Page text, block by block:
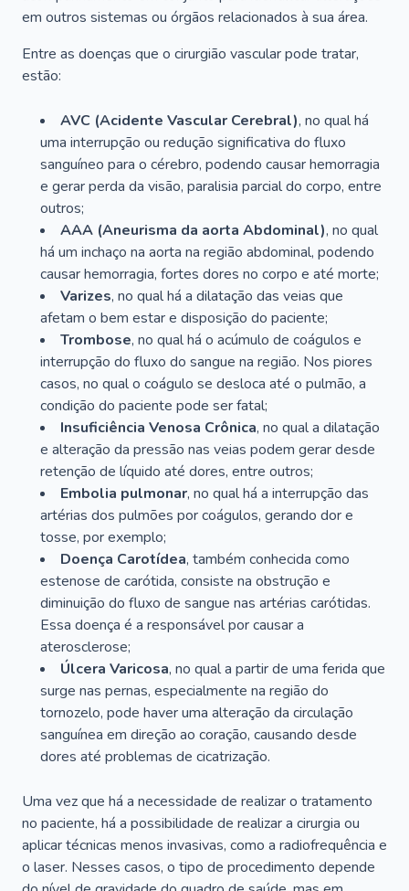
em outros sistemas ou órgãos relacionados à sua área.
Entre as doenças que o cirurgião vascular pode tratar,
estão:
AVC (Acidente Vascular Cerebral), no qual há
uma interrupção ou redução significativa do fluxo
sanguíneo para o cérebro, podendo causar hemorragia
e gerar perda da visão, paralisia parcial do corpo, entre
outros;
AAA (Aneurisma da aorta Abdominal), no qual
há um inchaço na aorta na região abdominal, podendo
causar hemorragia, fortes dores no corpo e até morte;
Varizes, no qual há a dilatação das veias que
afetam o bem estar e disposição do paciente;
Trombose, no qual há o acúmulo de coágulos e
interrupção do fluxo do sangue na região. Nos piores
casos, no qual o coágulo se desloca até o pulmão, a
condição do paciente pode ser fatal;
Insuficiência Venosa Crônica, no qual a dilatação
e alteração da pressão nas veias podem gerar desde
retenção de líquido até dores, entre outros;
Embolia pulmonar, no qual há a interrupção das
artérias dos pulmões por coágulos, gerando dor e
tosse, por exemplo;
Doença Carotídea, também conhecida como
estenose de carótida, consiste na obstrução e
diminuição do fluxo de sangue nas artérias carótidas.
Essa doença é a responsável por causar a
aterosclerose;
Úlcera Varicosa, no qual a partir de uma ferida que
surge nas pernas, especialmente na região do
tornozelo, pode haver uma alteração da circulação
sanguínea em direção ao coração, causando desde
dores até problemas de cicatrização.
Uma vez que há a necessidade de realizar o tratamento
no paciente, há a possibilidade de realizar a cirurgia ou
aplicar técnicas menos invasivas, como a radiofrequência e
o laser. Nesses casos, o tipo de procedimento depende